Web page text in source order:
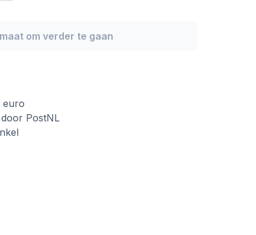
om verder te gaan
euro
PostNL